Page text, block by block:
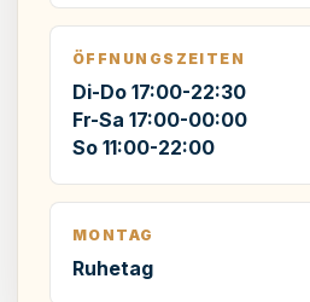
ÖFFNUNGSZEITEN
Di-Do 17:00-22:30
Fr-Sa 17:00-00:00
So 11:00-22:00
MONTAG
Ruhetag